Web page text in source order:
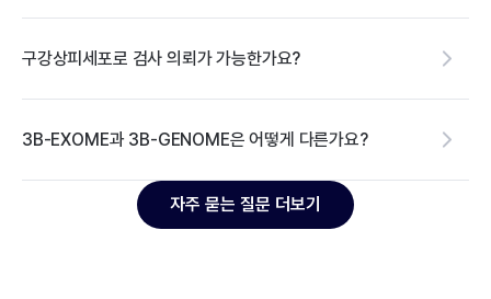
구강상피세포로 검사 의뢰가 가능한가요?
3B-EXOME과 3B-GENOME은 어떻게 다른가요?
자주 묻는 질문 더보기